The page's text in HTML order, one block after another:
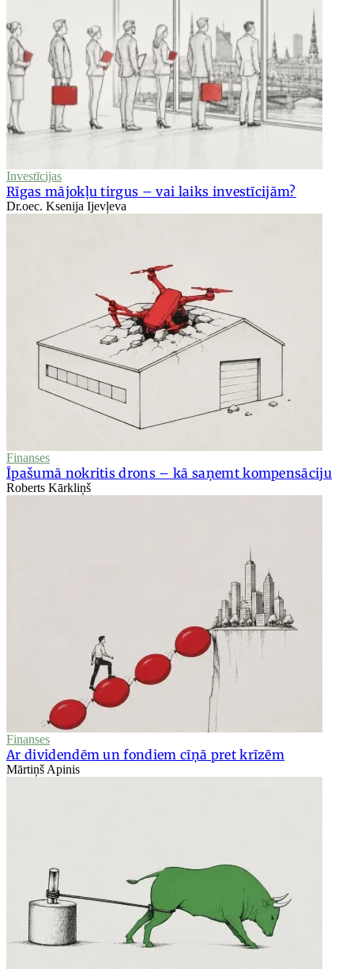
Investīcijas
Rīgas mājokļu tirgus – vai laiks investīcijām?
Dr.oec. Ksenija Ijevļeva
Finanses
Īpašumā nokritis drons – kā saņemt kompensāciju
Roberts Kārkliņš
Finanses
Ar dividendēm un fondiem cīņā pret krīzēm
Mārtiņš Apinis